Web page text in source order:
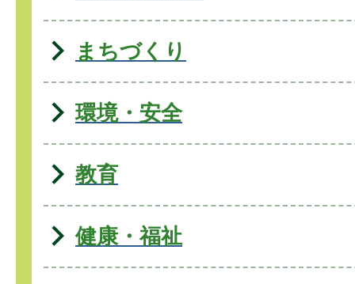
まちづくり
環境・安全
教育
健康・福祉